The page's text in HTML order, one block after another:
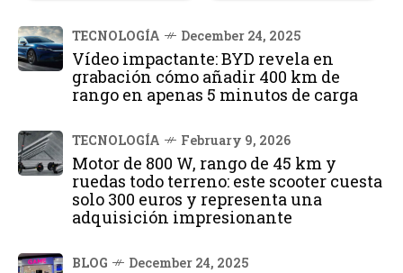
TECNOLOGÍA December 24, 2025
Vídeo impactante: BYD revela en
grabación cómo añadir 400 km de
rango en apenas 5 minutos de carga
TECNOLOGÍA February 9, 2026
Motor de 800 W, rango de 45 km y
ruedas todo terreno: este scooter cuesta
solo 300 euros y representa una
adquisición impresionante
BLOG December 24, 2025